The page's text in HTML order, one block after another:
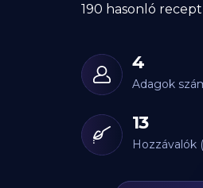
190 hasonló
4
Adagok
13
Hozzávalók